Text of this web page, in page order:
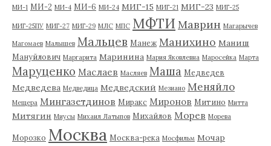
МИ-1 МИ-2 МИ-4 МИ-6 МИ-24 МИГ-15 МИГ-21 МИГ-23 МИГ-25
МИГ-25ПУ МИГ-27 МИГ-29 МЛС МПС МФТИ Маврин Магарычев
Магомаев Малышев Мальцев Манеж Манихино Маниш
Мануйлович Маргарита Маринина Мария Яковлевна Маросейка Марта
Маруценко Маслаев Масляев Маша Медведев
Медведева Медведица Медведский Мезиано Меняйло
Мещера Мингазетдинов Миракс Миронов Митино Митта
Митягин Миусы Михаил Латыпов Михайлов Морев Морева
Морозко Москва Москва-река Мосфильм Мочар